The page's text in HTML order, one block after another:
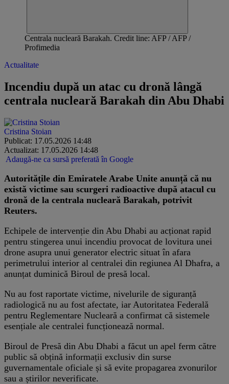
Centrala nucleară Barakah. Credit line: AFP / AFP /
Profimedia
Actualitate
Incendiu după un atac cu dronă lângă
centrala nucleară Barakah din Abu Dhabi
Cristina Stoian
Publicat: 17.05.2026 14:48
Actualizat: 17.05.2026 14:48
Adaugă-ne ca sursă preferată în Google
Autoritățile din Emiratele Arabe Unite anunță că nu
există victime sau scurgeri radioactive după atacul cu
dronă de la centrala nucleară Barakah, potrivit
Reuters.
Echipele de intervenție din Abu Dhabi au acționat rapid
pentru stingerea unui incendiu provocat de lovitura unei
drone asupra unui generator electric situat în afara
perimetrului interior al centralei din regiunea Al Dhafra, a
anunțat duminică Biroul de presă local.
Nu au fost raportate victime, nivelurile de siguranță
radiologică nu au fost afectate, iar Autoritatea Federală
pentru Reglementare Nucleară a confirmat că sistemele
esențiale ale centralei funcționează normal.
Biroul de Presă din Abu Dhabi a făcut un apel ferm către
public să obțină informații exclusiv din surse
guvernamentale oficiale și să evite propagarea zvonurilor
sau a știrilor neverificate.